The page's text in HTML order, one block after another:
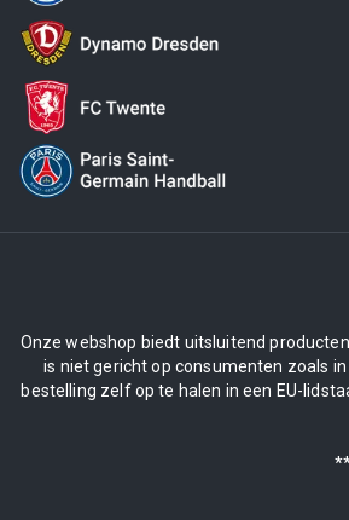
Onze webshop biedt uitsluitend
is niet gericht op consumenten zoals
bestelling zelf op te halen in een EU-